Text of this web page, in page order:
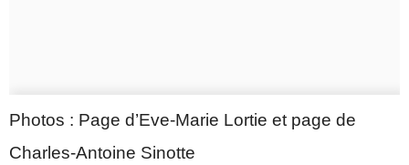
Photos : Page d’Eve-Marie Lortie et page de
Charles-Antoine Sinotte